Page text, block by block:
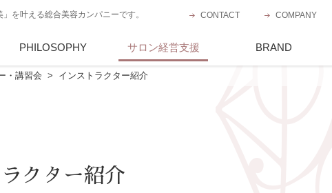
を叶える総合美容カンパニーです。 CONTACT
お問い合わせ COMPANY
会社概要
PHILOSOPHY
PBSとは CONSULTING
サロン経営支援 BRAND
ブランド一覧
・講習会 インストラクター紹介
クター紹介